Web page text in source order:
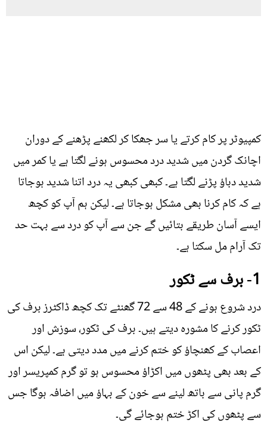
کمپیوٹر پر کام کرتے یا سر جھکا کر لکھنے پڑھنے کے دوران
اچانک گردن میں شدید درد محسوس ہونے لگتا ہے یا کمر میں
شدید دباؤ پڑنے لگتا ہے۔ کبھی کبھی یہ درد اتنا شدید ہوجاتا
ہے کہ کام کرنا بھی مشکل ہوجاتا ہے۔ لیکن ہم آپ کو کچھ
ایسے آسان طریقے بتائیں گے جن سے آپ کو درد سے بہت حد
تک آرام مل سکتا ہے۔
1- برف سے ٹکور
درد شروع ہونے کے 48 سے 72 گھنٹے تک کچھ ڈاکٹرز برف کی
ٹکور کرنے کا مشورہ دیتے ہیں۔ برف کی ٹکور، سوزش اور
اعصاب کے کھنچاؤ کو ختم کرنے میں مدد دیتی ہے۔ لیکن اس
کے بعد بھی پٹھوں میں اکڑاؤ محسوس ہو تو گرم کمپریسر اور
گرم پانی سے باتھ لینے سے خون کے بہاؤ میں اضافہ ہوگا جس
سے پٹھوں کی اکڑ ختم ہوجائے گی۔